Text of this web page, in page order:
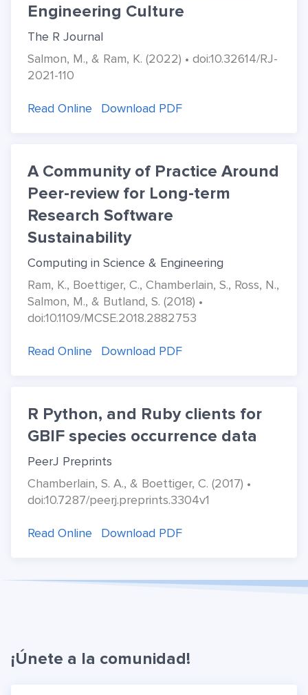
Engineering Culture
The R Journal
Salmon, M., & Ram, K. (2022) • doi:10.32614/RJ-
2021-110
Read Online Download PDF
A Community of Practice Around
Peer-review for Long-term
Research Software
Sustainability
Computing in Science & Engineering
Ram, K., Boettiger, C., Chamberlain, S., Ross, N.,
Salmon, M., & Butland, S. (2018) •
doi:10.1109/MCSE.2018.2882753
Read Online Download PDF
R Python, and Ruby clients for
GBIF species occurrence data
PeerJ Preprints
Chamberlain, S. A., & Boettiger, C. (2017) •
doi:10.7287/peerj.preprints.3304v1
Read Online Download PDF
¡Únete a la comunidad!